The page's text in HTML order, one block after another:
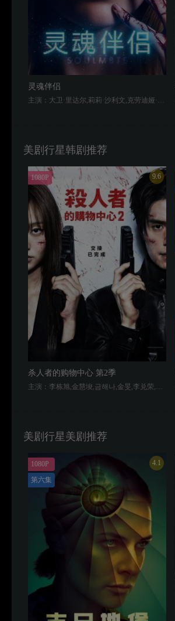
灵魂伴侣
美剧行星韩剧推荐
1080P 9.6
杀人者的购物中心 第2季
主演：李栋旭,金慧埈,금해나,金旻,李兑荣,赵汉善,徐现宇,郑允荷
美剧行星美剧推荐
1080P
第六集
4.1